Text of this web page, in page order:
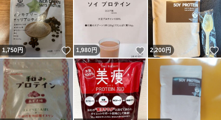
1,750円 いいね！
1,980 円 いいね！
2,200円